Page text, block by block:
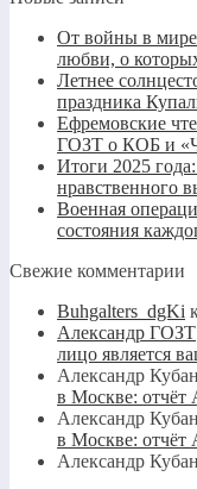
От войны в мире
любви, о
Летнее
праздника
Ефремовские
ГОЗТ о КОБ и
Итоги 2025
нравственного
Военная
состояния
Свежие комментарии
Buhgalters_dgKi
Александр ГОЗТ
лицо является
Александр
в Москве:
Александр
в Москве:
Александр